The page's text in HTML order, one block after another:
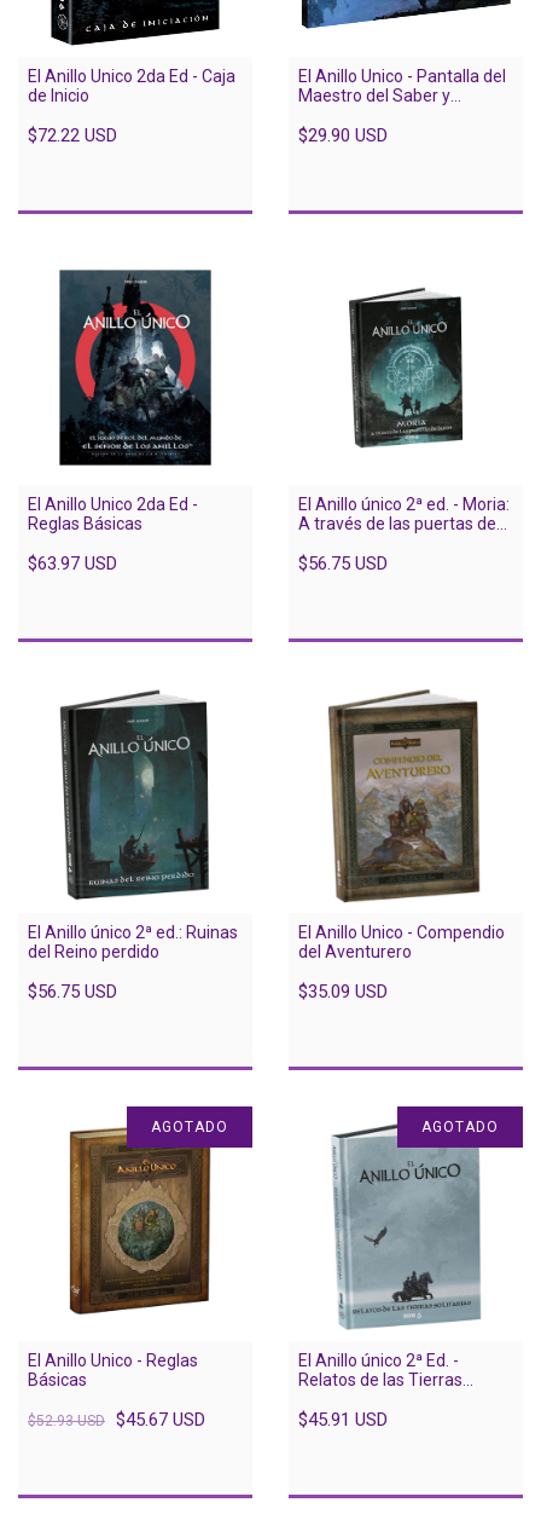
El Anillo Unico 2da Ed - Caja
de Inicio
$72.22 USD
El Anillo Unico - Pantalla del
Maestro del Saber y
$29.90 USD
El Anillo Unico 2da Ed -
Reglas Básicas
$63.97 USD
El Anillo único 2ª ed. - Moria:
A través de las puertas de
$56.75 USD
El Anillo único 2ª ed.: Ruinas
del Reino perdido
$56.75 USD
El Anillo Unico - Compendio
del Aventurero
$35.09 USD
AGOTADO
El Anillo Unico - Reglas
Básicas
$52.93 USD $45.67 USD
AGOTADO
El Anillo único 2ª Ed. -
Relatos de las Tierras
$45.91 USD